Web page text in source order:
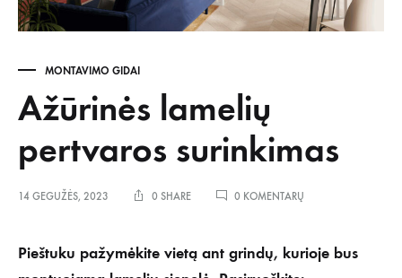
MONTAVIMO GIDAI
Ažūrinės lamelių
pertvaros surinkimas
14 GEGUŽĖS, 2023 0 SHARE 0 KOMENTARŲ
PERTVAROS
SURINKIMAS
Pieštuku pažymėkite vietą ant grindų, kurioje bus